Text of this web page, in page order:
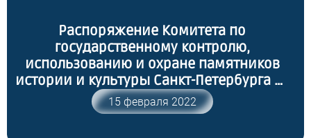
Распоряжение Комитета по
государственному контролю,
использованию и охране памятников
истории и культуры Санкт-Петербурга от
10.02.2022 № 117-рп "Об утверждении
границ и режима использования
15 февраля 2022